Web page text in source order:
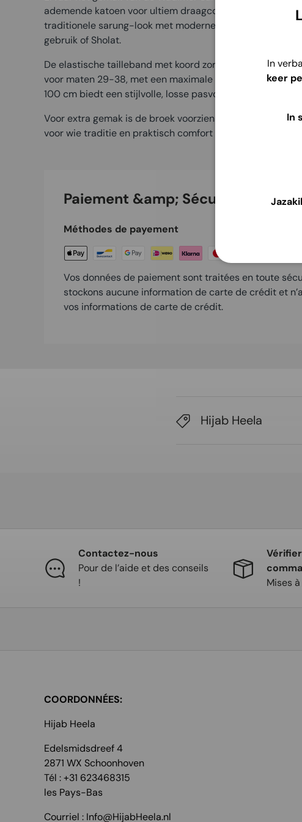
ademende katoen voor ultiem draagcomfort. Deze broek
traditionele sarung-look met moderne functionaliteit,
gebruik of Sholat.
De elastische tailleband met koord zorgt voor een
voor maten 29-38, met een maximale tailleomvang van
100 cm biedt een stijlvolle, losse pasvorm die prettig
Voor extra gemak is de broek voorzien van een handige
voor wie traditie en praktisch comfort wil combineren
Paiement &amp; Sécurité
Méthodes de payement
Vos données de paiement sont traitées en toute
stockons aucune information de carte de crédit et
vos informations de carte de crédit.
Hijab Heela
In
keer
In
Contactez-nous
Pour de l’aide et des conseils
!
Mises
COORDONNÉES:
Hijab Heela
Edelsmidsdreef 4
2871 WX Schoonhoven
Tél : +31 623468315
les Pays-Bas
Courriel : Info@HijabHeela.nl